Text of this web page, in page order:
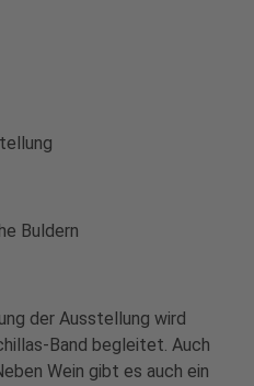
Buldern
der Ausstellung wird
Band begleitet. Auch
Wein gibt es auch ein